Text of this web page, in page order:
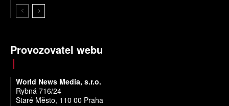
Provozovatel webu
World News Media, s.r.o.
Rybná 716/24
Staré Město, 110 00 Praha